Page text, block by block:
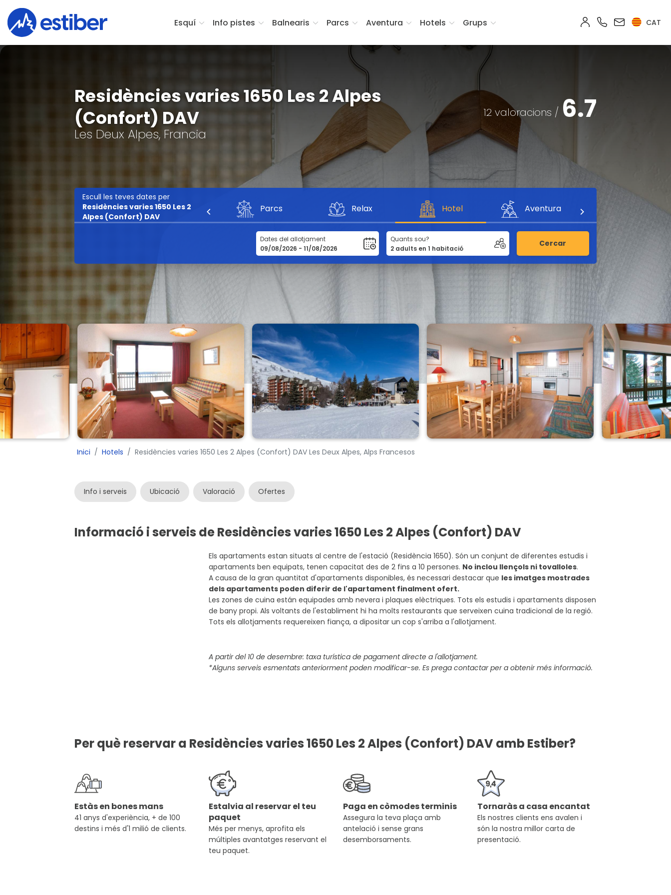
Esquí Info pistes Balnearis Parcs Aventura Hotels Grups CAT
Residències varies 1650 Les 2 Alpes
(Confort) DAV
Les Deux Alpes, Francia
12 valoracions / 6.7
Escull les teves dates per
Residències varies 1650 Les 2
Alpes (Confort) DAV
Esquí Parcs Relax Hotel Aventura
Dates del allotjament Quants sou? Cercar
Inici Hotels Residències varies 1650 Les 2 Alpes (Confort) DAV Les Deux Alpes, Alps Francesos
Info i serveis Ubicació Valoració Ofertes
Informació i serveis de Residències varies 1650 Les 2 Alpes (Confort) DAV
Els apartaments estan situats al centre de l'estació (Residència 1650). Són un conjunt de diferentes estudis i
apartaments ben equipats, tenen capacitat des de 2 fins a 10 persones. No inclou llençols ni tovalloles.
A causa de la gran quantitat d'apartaments disponibles, és necessari destacar que les imatges mostrades
dels apartaments poden diferir de l'apartament finalment ofert.
Les zones de cuina están equipades amb nevera i plaques elèctriques. Tots els estudis i apartaments disposen
de bany propi. Als voltants de l'establiment hi ha molts restaurants que serveixen cuina tradicional de la regió.
Tots els allotjaments requereixen fiança, a dipositar un cop s'arriba a l'allotjament.
A partir del 10 de desembre: taxa turística de pagament directe a l'allotjament.
*Alguns serveis esmentats anteriorment poden modificar-se. Es prega contactar per a obtenir més informació.
Per què reservar a Residències varies 1650 Les 2 Alpes (Confort) DAV amb Estiber?
Estàs en bones mans
41 anys d'experiència, + de 100
destins i més d'1 milió de clients.
Estalvia al reservar el teu
paquet
Més per menys, aprofita els
múltiples avantatges reservant el
teu paquet.
Paga en còmodes terminis
Assegura la teva plaça amb
antelació i sense grans
desemborsaments.
Tornaràs a casa encantat
Els nostres clients ens avalen i
són la nostra millor carta de
presentació.